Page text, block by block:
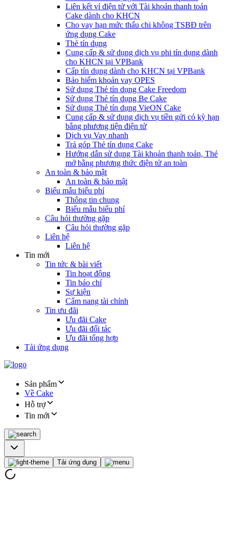
Liên kết ví điện tử với Tài khoản thanh toán
Cake dành cho KHCN
Cho vay hạn mức thấu chi không TSBĐ trên
ứng dụng Cake
Thẻ tín dụng
Cung cấp & sử dụng dịch vụ phi tín dụng dành
cho KHCN tại VPBank
Cấp tín dụng dành cho KHCN tại VPBank
Bảo hiểm khoản vay OPES
Sử dụng Thẻ tín dụng Cake Freedom
Sử dụng Thẻ tín dụng Be Cake
Sử dụng Thẻ tín dụng VieON Cake
Cung cấp & sử dụng dịch vụ tiền gửi có kỳ hạn
bằng phương tiện điện tử
Dịch vụ Vay nhanh
Trả góp Thẻ tín dụng Cake
Hướng dẫn sử dụng Tài khoản thanh toán, Thẻ
mở bằng phương thức điện tử an toàn
An toàn & bảo mật
An toàn & bảo mật
Biểu mẫu biểu phí
Thông tin chung
Biểu mẫu biểu phí
Câu hỏi thường gặp
Câu hỏi thường gặp
Liên hệ
Liên hệ
Tin mới
Tin tức & bài viết
Tin hoạt động
Tin báo chí
Sự kiện
Cẩm nang tài chính
Tin ưu đãi
Ưu đãi Cake
Ưu đãi đối tác
Ưu đãi tổng hợp
Tải ứng dụng
Sản phẩm
Về Cake
Hỗ trợ
Tin mới
Tải ứng dụng